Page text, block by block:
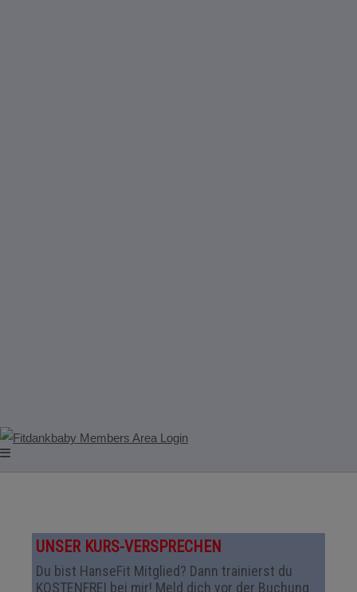
UNSER KURS-VERSPRECHEN
Du bist HanseFit Mitglied? Dann trainierst du
KOSTENFREI bei mir! Meld dich vor der Buchung